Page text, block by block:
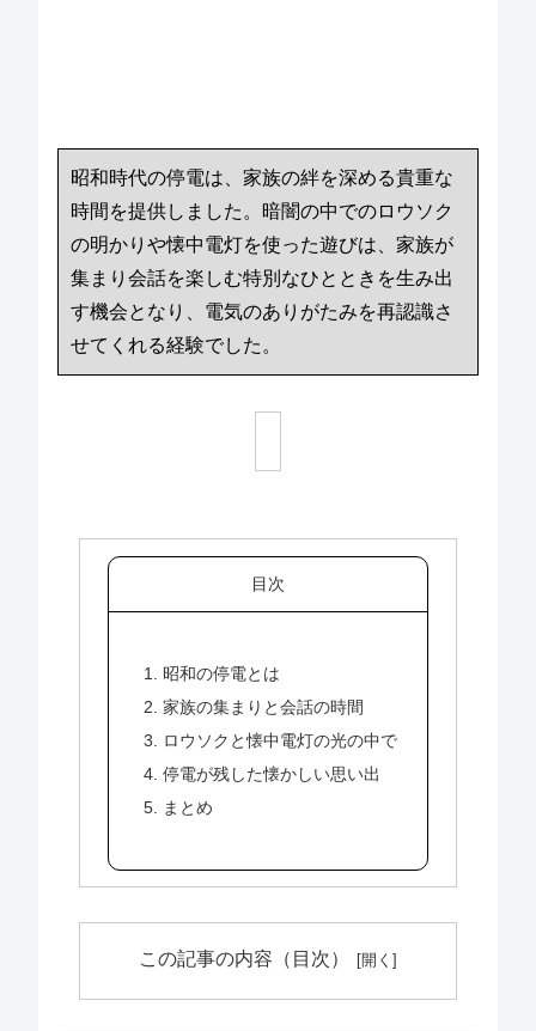
昭和時代の停電は、家族の絆を深める貴重な
時間を提供しました。暗闇の中でのロウソク
の明かりや懐中電灯を使った遊びは、家族が
集まり会話を楽しむ特別なひとときを生み出
す機会となり、電気のありがたみを再認識さ
せてくれる経験でした。
目次
1. 昭和の停電とは
2. 家族の集まりと会話の時間
3. ロウソクと懐中電灯の光の中で
4. 停電が残した懐かしい思い出
5. まとめ
この記事の内容（目次）